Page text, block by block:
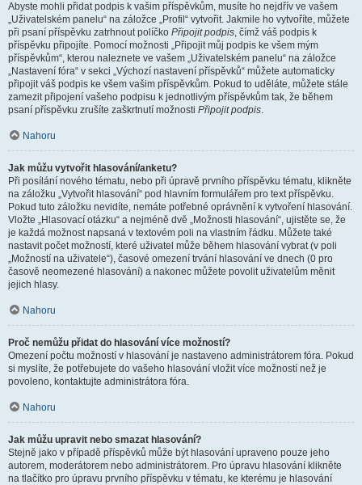
Abyste mohli přidat podpis k vašim příspěvkům, musíte ho nejdřív ve vašem
„Uživatelském panelu“ na záložce „Profil“ vytvořit. Jakmile ho vytvoříte, můžete
při psaní příspěvku zatrhnout políčko Připojit podpis, čímž váš podpis k
příspěvku připojíte. Pomocí možnosti „Připojit můj podpis ke všem mým
příspěvkům“, kterou naleznete ve vašem „Uživatelském panelu“ na záložce
„Nastavení fóra“ v sekci „Výchozí nastavení příspěvků“ můžete automaticky
připojit váš podpis ke všem vašim příspěvkům. Pokud to uděláte, můžete stále
zamezit připojení vašeho podpisu k jednotlivým příspěvkům tak, že během
psaní příspěvku zrušíte zaškrtnutí možnosti Připojit podpis.
Nahoru
Jak můžu vytvořit hlasování/anketu?
Při posílání nového tématu, nebo při úpravě prvního příspěvku tématu, klikněte
na záložku „Vytvořit hlasování“ pod hlavním formulářem pro text příspěvku.
Pokud tuto záložku nevidíte, nemáte potřebné oprávnění k vytvoření hlasování.
Vložte „Hlasovací otázku“ a nejméně dvě „Možnosti hlasování“, ujistěte se, že
je každá možnost napsaná v textovém poli na vlastním řádku. Můžete také
nastavit počet možností, které uživatel může během hlasování vybrat (v poli
„Možností na uživatele“), časové omezení trvání hlasování ve dnech (0 pro
časově neomezené hlasování) a nakonec můžete povolit uživatelům měnit
jejich hlasy.
Nahoru
Proč nemůžu přidat do hlasování více možností?
Omezení počtu možností v hlasování je nastaveno administrátorem fóra. Pokud
si myslíte, že potřebujete do vašeho hlasování vložit více možností než je
povoleno, kontaktujte administrátora fóra.
Nahoru
Jak můžu upravit nebo smazat hlasování?
Stejně jako v případě příspěvků může být hlasování upraveno pouze jeho
autorem, moderátorem nebo administrátorem. Pro úpravu hlasování klikněte
na tlačítko pro úpravu prvního příspěvku v tématu, ke kterému je hlasování